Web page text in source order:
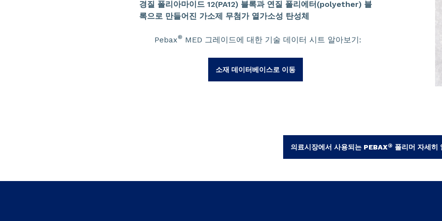
경질 폴리아마이드 12(PA12) 블록과 연질 폴리에터(polyether) 블
록으로 만들어진 가소제 무첨가 열가소성 탄성체
Pebax® MED 그레이드에 대한 기술 데이터 시트 알아보기:
소재 데이터베이스로 이동
의료시장에서 사용되는 PEBAX® 폴리머 자세히